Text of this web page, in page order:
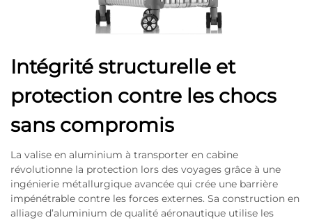
Intégrité structurelle et
protection contre les chocs
sans compromis
La valise en aluminium à transporter en cabine
révolutionne la protection lors des voyages grâce à une
ingénierie métallurgique avancée qui crée une barrière
impénétrable contre les forces externes. Sa construction en
alliage d’aluminium de qualité aéronautique utilise les